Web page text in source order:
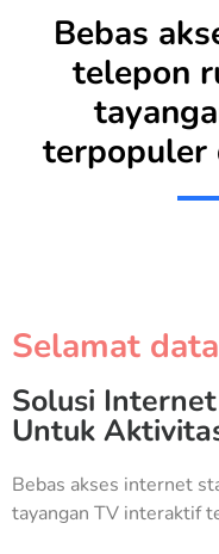
Bebas
telepon
terpopuler
Selamat
Solusi
Untuk
Bebas akses internet
tayangan TV interaktif